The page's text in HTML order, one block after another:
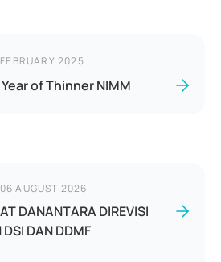
2025
of Thinner NIMM
06 AUGUST 2026
DANANTARA DIREVISI
DAN DDMF